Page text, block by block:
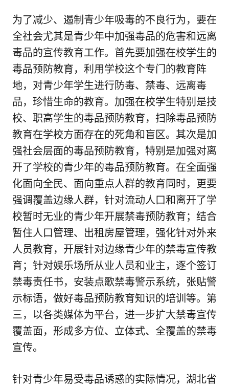
为了减少、遏制青少年吸毒的不良行为，要在
全社会尤其是青少年中加强毒品的危害和远离
毒品的宣传教育工作。首先要加强在校学生的
毒品预防教育，利用学校这个专门的教育阵
地，对青少年学生进行防毒、禁毒、远离毒
品，珍惜生命的教育。加强在校学生特别是技
校、职高学生的毒品预防教育，扫除毒品预防
教育在学校方面存在的死角和盲区。其次是加
强社会层面的毒品预防教育，特别是加强对离
开了学校的青少年的毒品预防教育。在全面强
化面向全民、面向重点人群的教育同时，更要
强调覆盖边缘人群，针对流动人口和离开了学
校暂时无业的青少年开展禁毒预防教育；结合
暂住人口管理、出租房屋管理，强化针对外来
人员教育，开展针对边缘青少年的禁毒宣传教
育；针对娱乐场所从业人员和业主，逐个签订
禁毒责任书，安装点歌禁毒警示系统，张贴警
示标语，做好毒品预防教育知识的培训等。第
三，以各类媒体为平台，进一步扩大禁毒宣传
覆盖面，形成多方位、立体式、全覆盖的禁毒
宣传。
针对青少年易受毒品诱惑的实际情况，湖北省